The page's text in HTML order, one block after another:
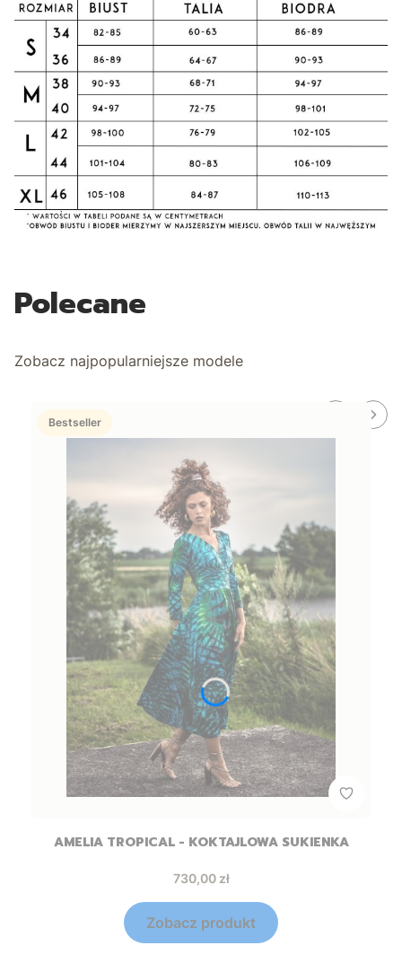
Polecane
Zobacz najpopularniejsze modele
Bestseller
AMELIA TROPICAL - KOKTAJLOWA SUKIENKA
Cena
730,00 zł
Zobacz produkt